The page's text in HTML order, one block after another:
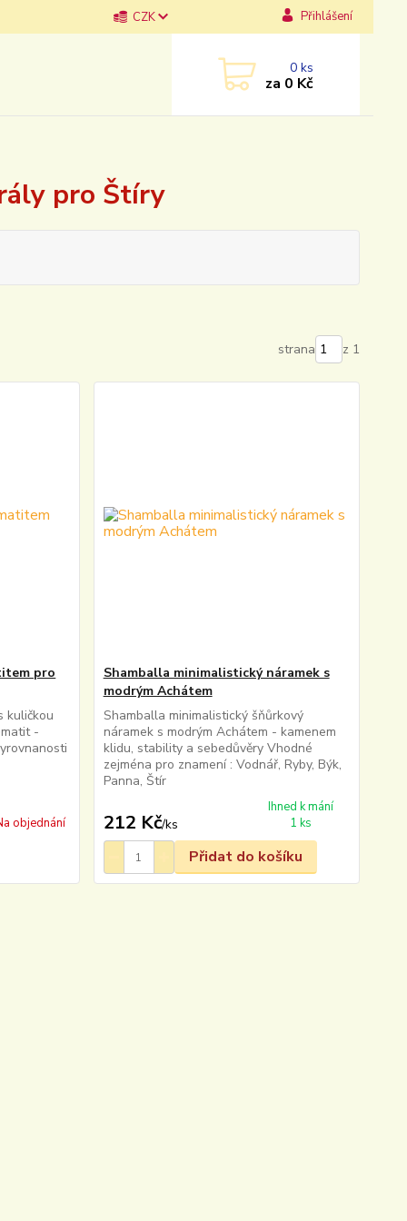
CZK Přihlášení
0ks
za 0 Kč
pro Štíry
strana z 1
pro
kuličkou
-
objednání
Shamballa minimalistický náramek s
modrým Achátem
Shamballa minimalistický šňůrkový
náramek s modrým Achátem - kamenem
klidu, stability a sebedůvěry Vhodné
zejména pro znamení : Vodnář, Ryby, Býk,
Panna, Štír
212 Kč/ks
Ihned k mání
1 ks
Přidat do košíku